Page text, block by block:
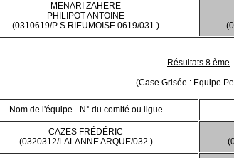
MENARI ZAHERE
PHILIPOT ANTOINE
(0310619/P S RIEUMOISE 0619/031 )
Résultats 8 ème
(Case Grisée : Equipe
Nom de l'équipe - N° du comité ou ligue
CAZES FRÉDÉRIC
(0320312/LALANNE ARQUE/032 )